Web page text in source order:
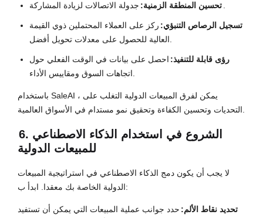
تحسين المنطقة الزمنية:جدولة الاتصالات لزيادة المشاركة.
تسجيل الرصاص التنبؤي: ركز على العملاء المحتملين ذوي القيمة
العالية للحصول على معدلات تحويل أفضل.
رؤى قابلة للتنفيذ: احصل على بيانات في الوقت الفعلي حول
اتجاهات السوق ومقاييس الأداء.
باستخدام SaleAI ، يمكن لفرق المبيعات الدولية التغلب على
التحديات وتحسين الكفاءة وتحقيق نمو مستدام في الأسواق العالمية.
6. الشروع في استخدام الذكاء الاصطناعي
للمبيعات الدولية
لا يجب أن يكون دمج الذكاء الاصطناعي في استراتيجية المبيعات
الدولية الخاصة بك معقدا. ابدأ ب:
تحديد نقاط الألم: حدد جوانب عملية المبيعات التي يمكن أن تستفيد